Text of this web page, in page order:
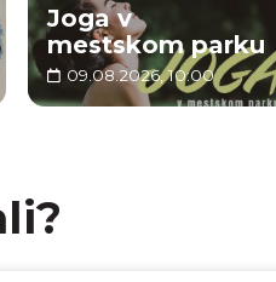
Joga v
mestskom parku
09.08.2026, 10:00